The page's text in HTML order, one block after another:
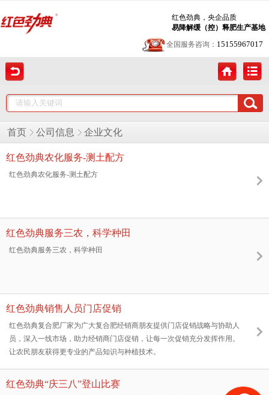
红色劲典，央企品质
易降解缓（控）释肥生产基地
全国服务咨询： 15155967017
首页 公司信息 企业文化
红色劲典农化服务-测土配方
红色劲典农化服务-测土配方
红色劲典服务三农，科学种田
红色劲典服务三农，科学种田
红色劲典销售人员门店促销
红色劲典复合肥厂家为广大复合肥经销商朋友提供门店促销战略与协助人
员，深入一线市场，助力经销商门店促销，让每一次促销充分发挥作用。
让农民朋友获得更专业的产品知识与种植技术。
红色劲典“庆三八”登山比赛